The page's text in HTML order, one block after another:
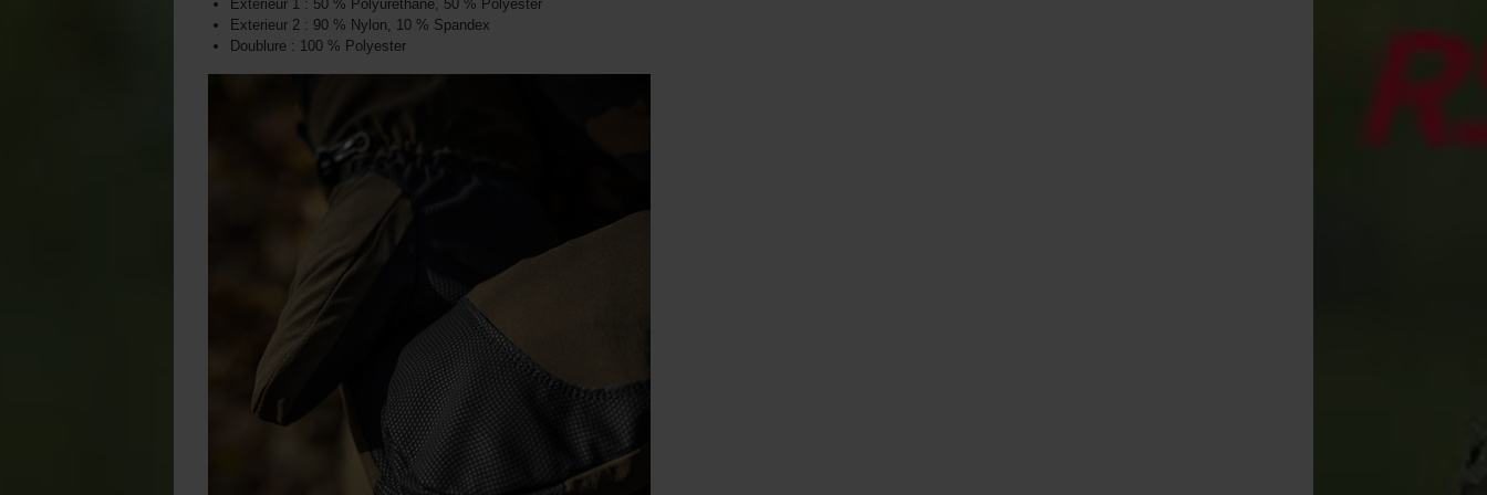
Exterieur 1 : 50 % Polyuréthane, 50 % Polyester
Exterieur 2 : 90 % Nylon, 10 % Spandex
Doublure : 100 % Polyester